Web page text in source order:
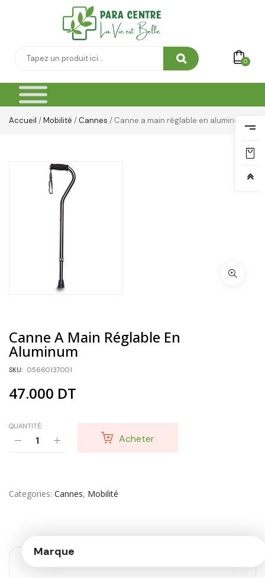
0
Accueil /Mobilité /Cannes / Canne a main réglable en aluminum
Canne A Main Réglable En
Aluminum
SKU: 05660137001
47.000 DT
QUANTITÉ:
Acheter
Categories Cannes, Mobilité
Marque
Soin Capillaire
Soin Cicatrisante
SOIN DE CORPS
Vêtement Amincissant
Yeux & Lévres